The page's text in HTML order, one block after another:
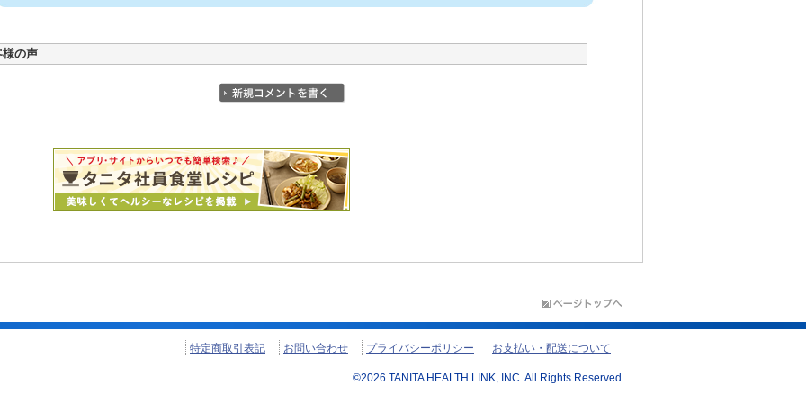
様の声
お支払い・配送について
プライバシーポリシー
お問い合わせ
特定商取引表記
©2026 TANITA HEALTH LINK, INC. All Rights Reserved.